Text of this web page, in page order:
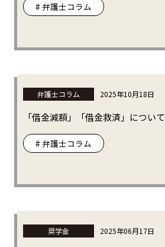
# 弁護士コラム
弁護士コラム 2025年10月18日
「借金減額」「借金救済」について
# 弁護士コラム
奨学金 2025年06月17日